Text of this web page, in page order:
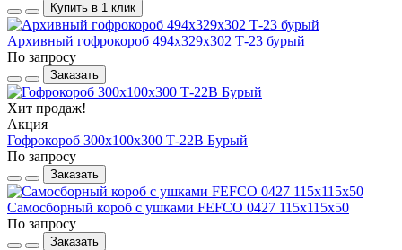
Купить в 1 клик
Архивный гофрокороб 494х329х302 Т-23 бурый
По запросу
Заказать
Хит продаж!
Акция
Гофрокороб 300х100х300 Т-22В Бурый
По запросу
Заказать
Самосборный короб с ушками FEFCO 0427 115х115х50
По запросу
Заказать